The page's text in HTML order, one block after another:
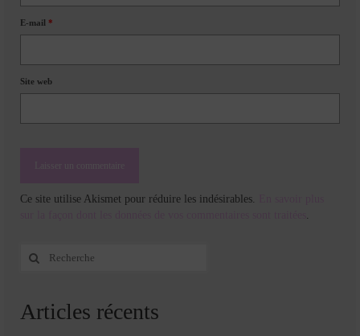
E-mail *
Site web
Ce site utilise Akismet pour réduire les indésirables.
.
Rechercher
Articles récents